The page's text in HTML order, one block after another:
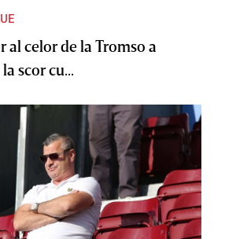
al celor de la Tromso a
scor cu...